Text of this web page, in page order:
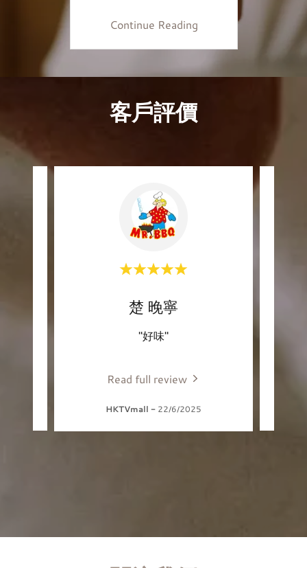
Continue Reading
客戶評價
楚 晚寧
"好味"
Read full review
HKTVmall - 22/6/2025